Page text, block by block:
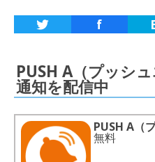
f
PUSH A（プッシ
通知を配信中
PUSH A（
無料